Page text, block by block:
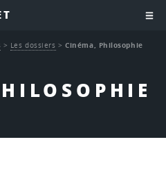
> Les dossiers >Cinéma, Philosophie